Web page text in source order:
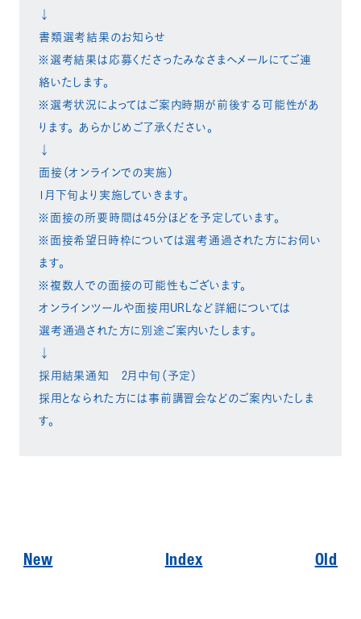
↓
書類選考結果のお知らせ
※選考結果は応募くださったみなさまへメールにてご連
絡いたします。
※選考状況によってはご案内時期が前後する可能性があ
ります。 あらかじめご了承ください。
↓
面接（オンラインでの実施）
1月下旬より実施していきます。
※面接の所要時間は45分ほどを予定しています。
※面接希望日時枠については選考通過された方にお伺い
ます。
※複数人での面接の可能性もございます。
オンラインツールや面接用URLなど詳細については
選考通過された方に別途ご案内いたします。
↓
採用結果通知 2月中旬（予定）
採用となられた方には事前講習会などのご案内いたしま
す。
New Index Old